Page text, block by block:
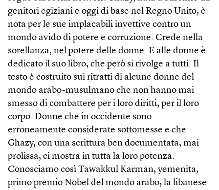
genitori egiziani e oggi di base nel Regno Unito, è
nota per le sue implacabili invettive contro un
mondo avido di potere e corruzione. Crede nella
sorellanza, nel potere delle donne. E alle donne è
dedicato il suo libro, che però si rivolge a tutti. Il
testo è costruito sui ritratti di alcune donne del
mondo arabo-musulmano che non hanno mai
smesso di combattere per i loro diritti, per il loro
corpo. Donne che in occidente sono
erroneamente considerate sottomesse e che
Ghazy, con una scrittura ben documentata, mai
prolissa, ci mostra in tutta la loro potenza.
Conosciamo così Tawakkul Karman, yemenita,
primo premio Nobel del mondo arabo; la libanese